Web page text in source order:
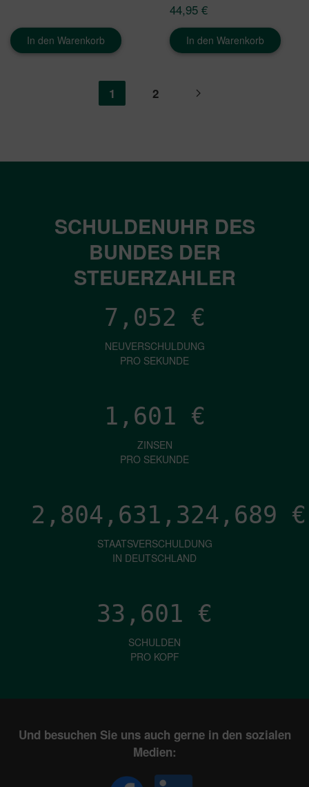
In den Warenkorb
44,95 €
In den Warenkorb
1 2
SCHULDENUHR DES
BUNDES DER
STEUERZAHLER
7,052 €
NEUVERSCHULDUNG
PRO SEKUNDE
1,601 €
ZINSEN
PRO SEKUNDE
2,804,631,327,228 €
STAATSVERSCHULDUNG
IN DEUTSCHLAND
33,601 €
SCHULDEN
PRO KOPF
Und besuchen Sie uns auch gerne in den sozialen
Medien: